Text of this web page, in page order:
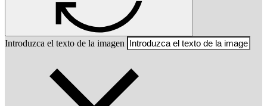
Introduzca el texto de la imagen